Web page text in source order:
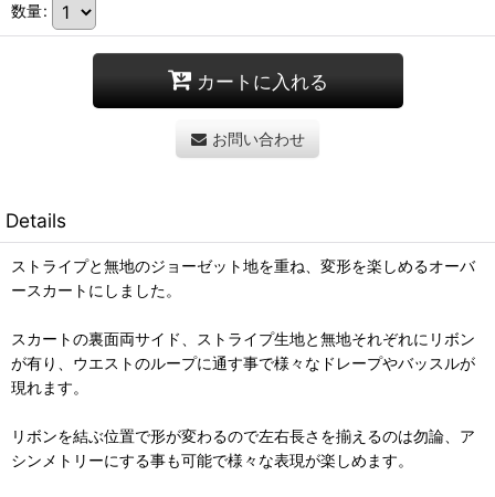
数量:
カートに入れる
お問い合わせ
Details
ストライプと無地のジョーゼット地を重ね、変形を楽しめるオーバ
ースカートにしました。
スカートの裏面両サイド、ストライプ生地と無地それぞれにリボン
が有り、ウエストのループに通す事で様々なドレープやバッスルが
現れます。
リボンを結ぶ位置で形が変わるので左右長さを揃えるのは勿論、ア
シンメトリーにする事も可能で様々な表現が楽しめます。